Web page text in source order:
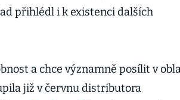
přihlédl i k existenci dalších
a chce významně posílit v
již v červnu distributora